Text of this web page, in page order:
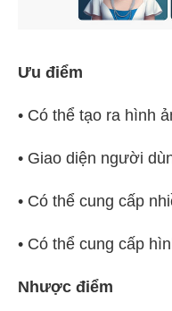
Ưu điểm
• Có thể tạo ra hình
• Giao diện người
• Có thể cung cấp
• Có thể cung cấp
Nhược điểm